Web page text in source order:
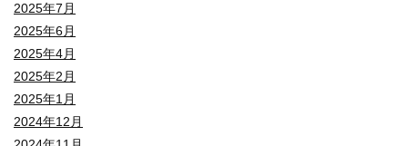
2025年7月
2025年6月
2025年4月
2025年2月
2025年1月
2024年12月